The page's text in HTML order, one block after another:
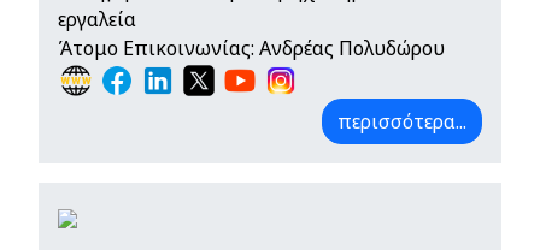
εργαλεία
Άτομο Επικοινωνίας: Ανδρέας Πολυδώρου
περισσότερα...